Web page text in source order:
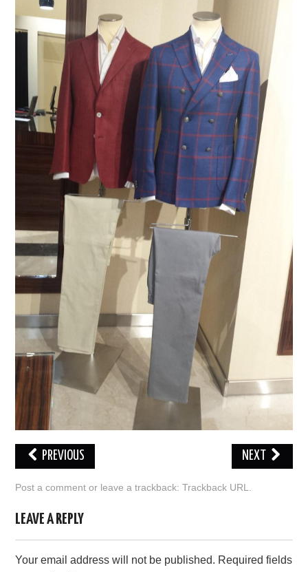
PREVIOUS NEXT
Post a comment or leave a trackback:Trackback URL
LEAVE A REPLY
Your email address will not be published. Required fields